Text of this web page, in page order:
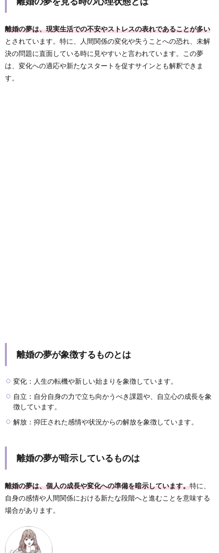
離婚の夢は、現実生活での不安やストレスの表れであることが多い
とされています。特に、人間関係の変化や失うことへの恐れ、未解
決の問題に直面している時に見やすいと言われています。この夢
は、変化への適応や新たなスタートを促すサインとも解釈できま
す。
離婚の夢が象徴するものとは
変化：人生の転機や新しい始まりを象徴しています。
自立：自分自身の力で立ち向かうべき課題や、自立心の成長を象
徴しています。
解放：抑圧された感情や状況からの解放を象徴しています。
離婚の夢が暗示しているものは
離婚の夢は、個人の成長や変化への準備を暗示しています。特に、
自身の感情や人間関係における新たな段階へと進むことを意味する
場合があります。